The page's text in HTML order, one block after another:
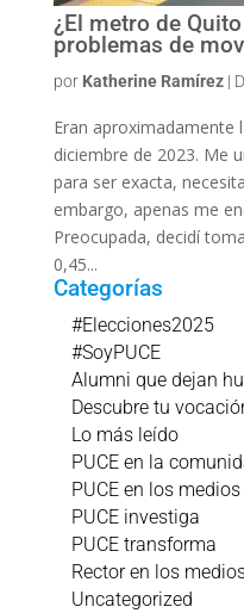
¿El metro de
problemas de
por Katherine Ramírez|
Eran aproximadamente
diciembre de 2023. Me
para ser exacta,
embargo, apenas me
Preocupada, decidí
0,45...
Categorías
#Elecciones2025
#SoyPUCE
Alumni que dejan
Descubre tu
Lo más leído
PUCE en la
PUCE en los medios
PUCE investiga
PUCE transforma
Rector en los
Uncategorized